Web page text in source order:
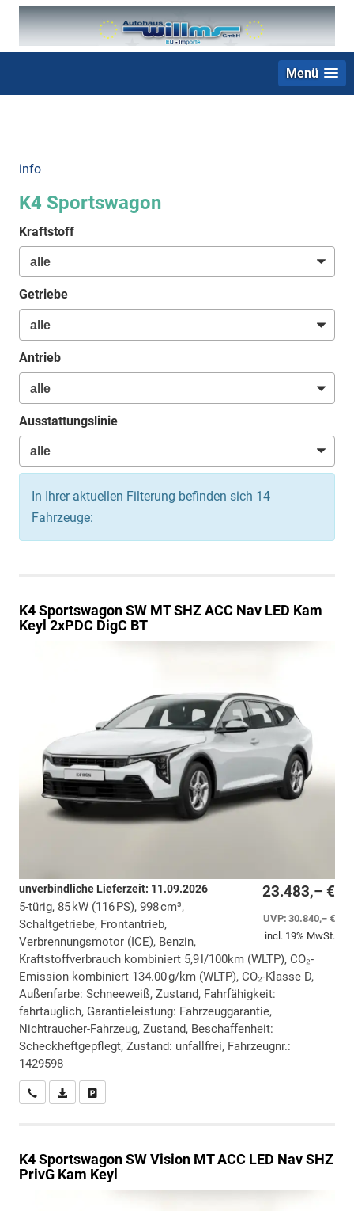
Menü
info
K4 Sportswagon
Kraftstoff
Getriebe
Antrieb
Ausstattungslinie
In Ihrer aktuellen Filterung befinden sich 14
Fahrzeuge:
K4 SportswagonSW MT SHZ ACC Nav LED Kam
Keyl 2xPDC DigC BT
23.483,– €
UVP:30.840,– €
incl. 19% MwSt.
unverbindliche Lieferzeit: 11.09.2026
5-türig, 85 kW (116 PS), 998 cm³,
Schaltgetriebe, Frontantrieb,
Verbrennungsmotor (ICE), Benzin,
Kraftstoffverbrauch kombiniert 5,9 l/100km (WLTP), CO₂-
Emission kombiniert 134.00 g/km (WLTP), CO₂-Klasse D,
Außenfarbe: Schneeweiß, Zustand, Fahrfähigkeit:
fahrtauglich, Garantieleistung: Fahrzeuggarantie,
Nichtraucher-Fahrzeug, Zustand, Beschaffenheit:
Scheckheftgepflegt, Zustand: unfallfrei, Fahrzeugnr.:
1429598
Wir rufen Sie anPDF-Datei, Fahrzeugexposé drucken
K4 SportswagonSW Vision MT ACC LED Nav SHZ
PrivG Kam Keyl